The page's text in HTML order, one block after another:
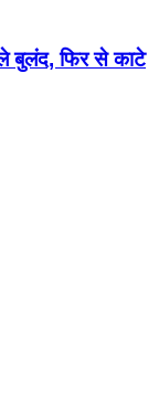
बुलंद, फिर से काटे